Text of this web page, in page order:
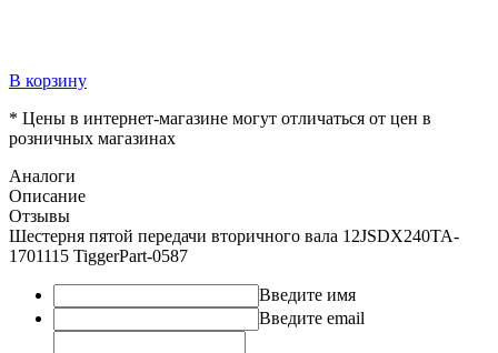
В корзину
* Цены в интернет-магазине могут отличаться от цен в
розничных магазинах
Аналоги
Описание
Отзывы
Шестерня пятой передачи вторичного вала 12JSDX240TA-
1701115 TiggerPart-0587
Введите имя
Введите email